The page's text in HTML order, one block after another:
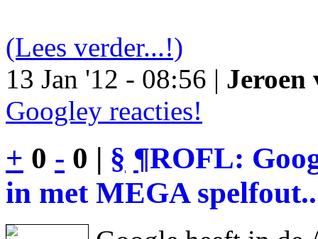
(Lees verder...!)
13 Jan '12 - 08:56 | Jeroen
Googley reacties!
+ 0 - 0 | § ¶ROFL:
in met MEGA